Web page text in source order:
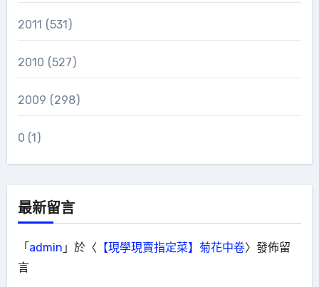
2011 (531)
2010 (527)
2009 (298)
0 (1)
最新留言
「admin 」於〈 【現學現賣指定菜】菊花中卷〉發佈留
言